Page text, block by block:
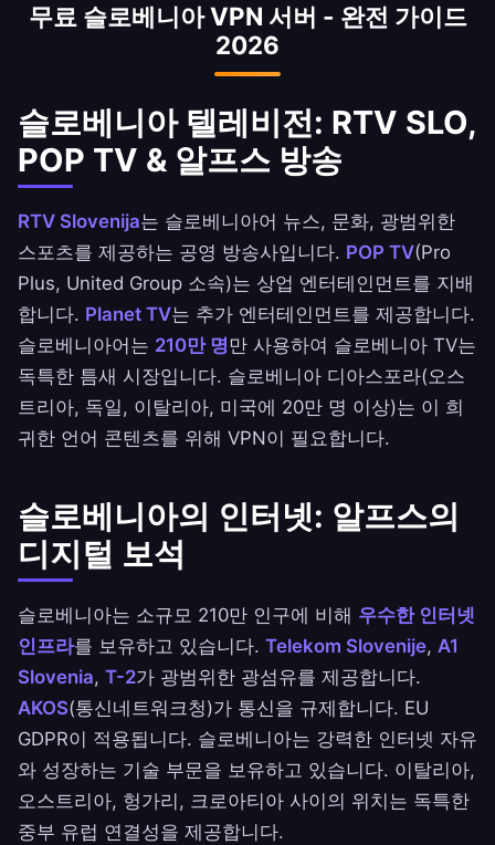
나입니다.
무료 슬로베니아 VPN 서버 - 완전 가이드
2026
슬로베니아 텔레비전: RTV SLO,
POP TV & 알프스 방송
RTV Slovenija는 슬로베니아어 뉴스, 문화, 광범위한
스포츠를 제공하는 공영 방송사입니다. POP TV(Pro
Plus, United Group 소속)는 상업 엔터테인먼트를 지배
합니다. Planet TV는 추가 엔터테인먼트를 제공합니다.
슬로베니아어는 210만 명만 사용하여 슬로베니아 TV는
독특한 틈새 시장입니다. 슬로베니아 디아스포라(오스
트리아, 독일, 이탈리아, 미국에 20만 명 이상)는 이 희
귀한 언어 콘텐츠를 위해 VPN이 필요합니다.
슬로베니아의 인터넷: 알프스의
디지털 보석
슬로베니아는 소규모 210만 인구에 비해 우수한 인터넷
인프라를 보유하고 있습니다. Telekom Slovenije, A1
Slovenia, T-2가 광범위한 광섬유를 제공합니다.
AKOS(통신네트워크청)가 통신을 규제합니다. EU
GDPR이 적용됩니다. 슬로베니아는 강력한 인터넷 자유
와 성장하는 기술 부문을 보유하고 있습니다. 이탈리아,
오스트리아, 헝가리, 크로아티아 사이의 위치는 독특한
중부 유럽 연결성을 제공합니다.